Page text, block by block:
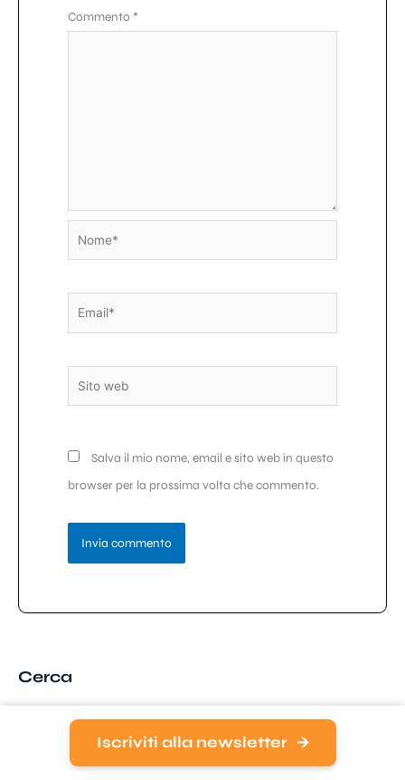
Commento *
Nome*
Email*
Sito
web
Salva il mio nome, email e sito web in questo
browser per la prossima volta che commento.
Cerca
Iscriviti alla newsletter